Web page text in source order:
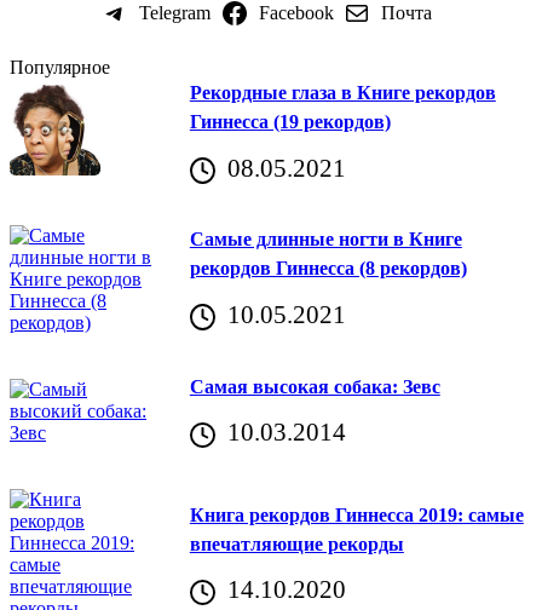
Telegram Facebook Почта
Популярное
Рекордные глаза в Книге рекордов
Гиннесса (19 рекордов)
08.05.2021
Самые длинные ногти в Книге
рекордов Гиннесса (8 рекордов)
10.05.2021
Самая высокая собака: Зевс
10.03.2014
Книга рекордов Гиннесса 2019: самые
впечатляющие рекорды
14.10.2020